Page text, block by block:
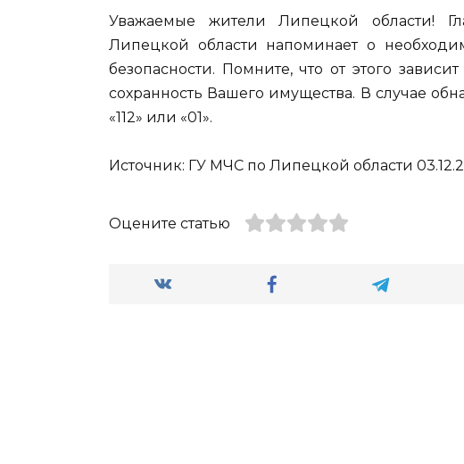
Уважаемые жители Липецкой области!
Липецкой области напоминает о
безопасности. Помните, что от этого
сохранность Вашего имущества. В случае
«112» или «01».
Источник: ГУ МЧС по Липецкой области
Оцените статью